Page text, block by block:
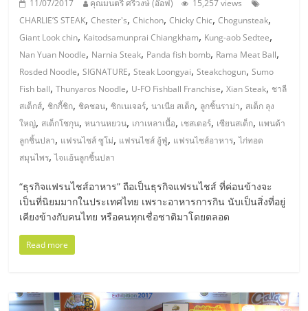
ไชส์,
รวม
แฟ
รน
ไชส์
ขาย
แฟ
รน
11/07/2017 คุณมนตรี ศรีวงษ์ (อ๊อฟ)
15,257 views
CHARLIE’S STEAK,Chester's,Chichon,Chicky Chic,Chogunsteak,
Giant Look chin, Kaitodsamunprai Chiangkham, Kung-aob Sedtee,
Nan Yuan Noodle, Narnia Steak, Panda fish bomb, Rama Meat Ball,
Rosded Noodle,SIGNATURE,Steak Loongyai,Steakchogun,Sumo
Fish ball,Thunyaros Noodle, U-FO Fishball Franchise,Xian Steak, ชาลี
สเต็กส์, ชิกกี้ชิก, ชิคชอน,ซิกเนเจอร์,นาเนีย สเต็ก, ลูกชิ้นราม่า, สเต็ก ลุง
ใหญ่, สเต็กโชกุน,หนานหยวน, เกาเหลาเนื้อ, เชสเตอร์, เซียนสเต็ก, แพนด้า
ลูกชิ้นปลา, แฟรนไชส์ ซูโม่, แฟรนไชส์ อู้ฟู่, แฟรนไชส์อาหาร,ไก่ทอด
สมุนไพร,ไจเเอ้นลูกชิ้นปลา
“ธุรกิจแฟรนไชส์อาหาร” ถือเป็นธุรกิจแฟรนไชส์ ที่ค่อนข้างจะ
เป็นที่นิยมมากในประเทศไทย เพราะอาหารการกิน นับเป็นสิ่งที่อยู่
เคียงข้างกับคนไทย หรือคนทุกเชื่อชาติมาโดยตลอด
Read more